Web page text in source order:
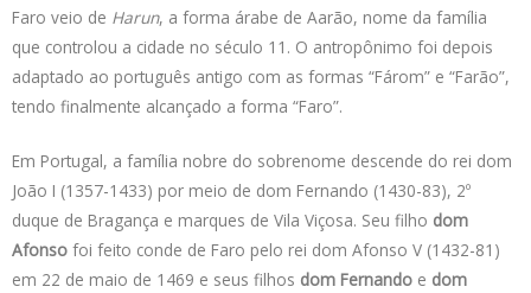
Faro veio de Harun, a forma árabe de Aarão, nome da família
que controlou a cidade no século 11. O antropônimo foi depois
adaptado ao português antigo com as formas “Fárom” e “Farão”,
tendo finalmente alcançado a forma “Faro”.
Em Portugal, a família nobre do sobrenome descende do rei dom
João I (1357-1433) por meio de dom Fernando (1430-83), 2º
duque de Bragança e marques de Vila Viçosa. Seu filho dom
Afonso foi feito conde de Faro pelo rei dom Afonso V (1432-81)
em 22 de maio de 1469 e seus filhos dom Fernando e dom